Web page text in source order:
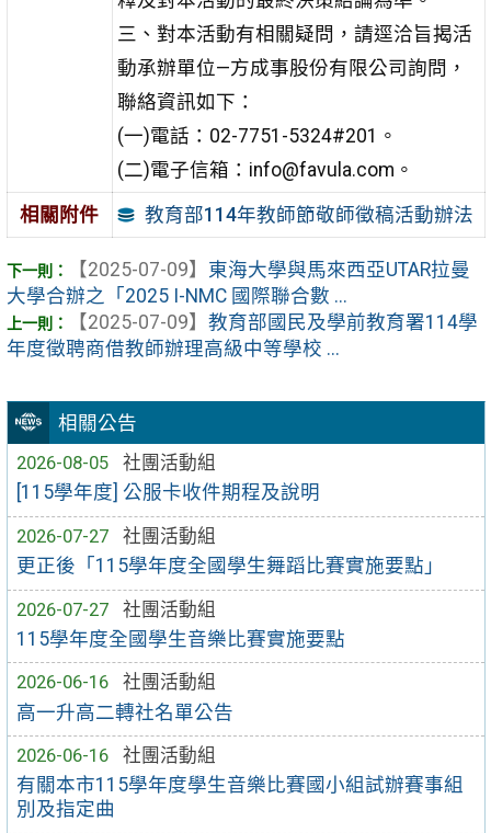
相關公告
2026-08-05
社團活動組
[115學年度] 公服卡收件期程及說明
2026-07-27
社團活動組
更正後「115學年度全國學生舞蹈比賽實施要點」
2026-07-27
社團活動組
115學年度全國學生音樂比賽實施要點
2026-06-16
社團活動組
高一升高二轉社名單公告
2026-06-16
社團活動組
有關本市115學年度學生音樂比賽國小組試辦賽事組
別及指定曲
三、對本活動有相關疑問，請逕洽旨揭活
動承辦單位—方成事股份有限公司詢問，
聯絡資訊如下：
(一)電話：02-7751-5324#201。
(二)電子信箱：info@favula.com。
相關附件 教育部114年教師節敬師徵稿活動辦法
【2025-07-09】 東海大學與馬來西亞UTAR拉曼
大學合辦之「2025 I-NMC 國際聯合數 ...
【2025-07-09】 教育部國民及學前教育署114學
年度徵聘商借教師辦理高級中等學校 ...